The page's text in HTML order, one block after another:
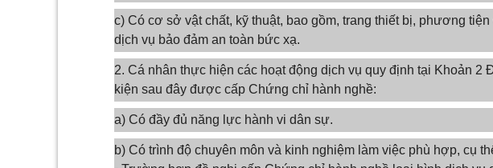
c) Có cơ sở vật chất, kỹ thuật, bao gồm, trang thiết bị, phương
dịch vụ bảo đảm an toàn bức xạ.
2. Cá nhân thực hiện các hoạt động dịch vụ quy định tại Khoản 2
kiện sau đây được cấp Chứng chỉ hành nghề:
a) Có đầy đủ năng lực hành vi dân sự.
b) Có trình độ chuyên môn và kinh nghiệm làm việc phù hợp, cụ